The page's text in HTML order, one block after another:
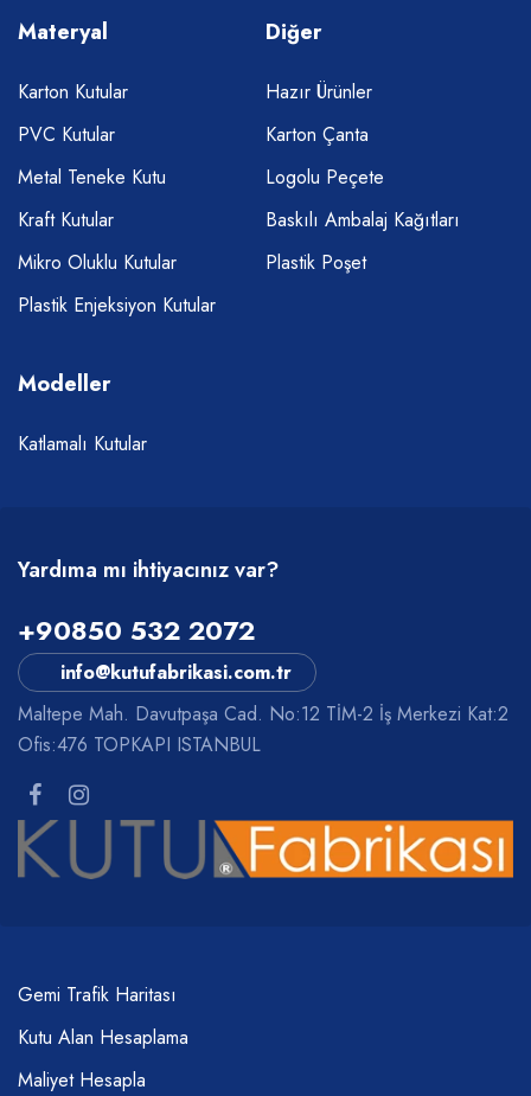
Materyal
Karton Kutular
PVC Kutular
Metal Teneke Kutu
Kraft Kutular
Mikro Oluklu Kutular
Plastik Enjeksiyon Kutular
Diğer
Hazır Ürünler
Karton Çanta
Logolu Peçete
Baskılı Ambalaj Kağıtları
Plastik Poşet
Modeller
Katlamalı Kutular
Yardıma mı ihtiyacınız var?
+90850 532 2072
info@kutufabrikasi.com.tr
Maltepe Mah. Davutpaşa Cad. No:12 TİM-2 İş Merkezi Kat:2
Ofis:476 TOPKAPI ISTANBUL
Gemi Trafik Haritası
Kutu Alan Hesaplama
Maliyet Hesapla